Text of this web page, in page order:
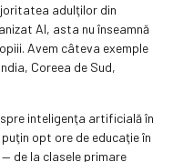
adulţilor din
AI, asta nu înseamnă
Avem câteva exemple
Coreea de Sud,
inteligenţa artificială în
opt ore de educaţie în
de la clasele primare